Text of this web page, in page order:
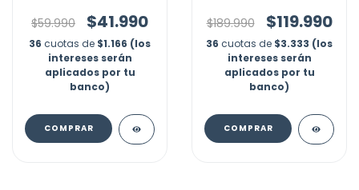
Sanguíneo
$59.990 $41.990
36 cuotas de $1.166 (los
intereses serán
aplicados por tu
banco)
COMPRAR
$189.990
$119.990
36 cuotas de $3.333 (los
intereses serán
aplicados por tu
banco)
COMPRAR